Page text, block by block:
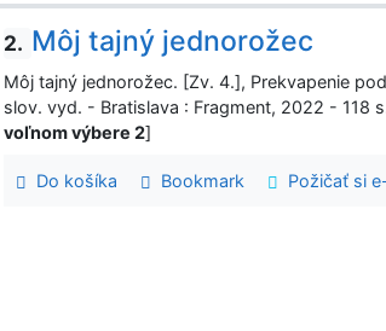
2. Môj tajný jednorožec
Môj tajný jednorožec. [Zv. 4.], Prekvapenie
slov. vyd. - Bratislava : Fragment, 2022 - 118
voľnom výbere 2]
Do košíka Bookmark Požičať si